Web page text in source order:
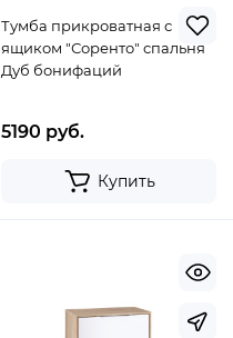
Тумба прикроватная с
ящиком "Соренто" спальня
Дуб бонифаций
5190 руб.
Купить